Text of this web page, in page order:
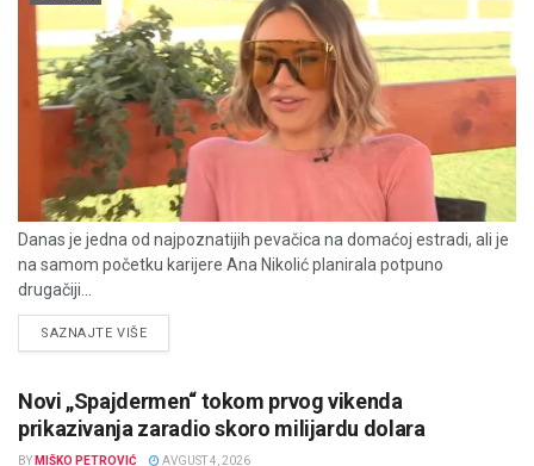
Danas je jedna od najpoznatijih pevačica na domaćoj estradi, ali je
na samom početku karijere Ana Nikolić planirala potpuno
drugačiji...
SAZNAJTE VIŠEDETAILS
Novi „Spajdermen“ tokom prvog vikenda
prikazivanja zaradio skoro milijardu dolara
BY MIŠKO PETROVIĆ AVGUST 4, 2026